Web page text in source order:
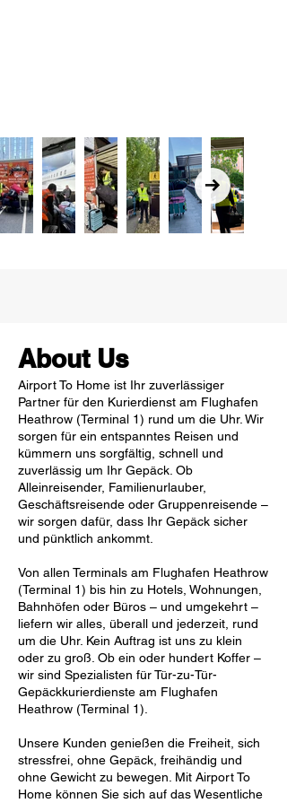
About Us
Airport To Home ist Ihr zuverlässiger
Partner für den Kurierdienst am Flughafen
Heathrow (Terminal 1) rund um die Uhr. Wir
sorgen für ein entspanntes Reisen und
kümmern uns sorgfältig, schnell und
zuverlässig um Ihr Gepäck. Ob
Alleinreisender, Familienurlauber,
Geschäftsreisende oder Gruppenreisende –
wir sorgen dafür, dass Ihr Gepäck sicher
und pünktlich ankommt.
Von allen Terminals am Flughafen Heathrow
(Terminal 1) bis hin zu Hotels, Wohnungen,
Bahnhöfen oder Büros – und umgekehrt –
liefern wir alles, überall und jederzeit, rund
um die Uhr. Kein Auftrag ist uns zu klein
oder zu groß. Ob ein oder hundert Koffer –
wir sind Spezialisten für Tür-zu-Tür-
Gepäckkurierdienste am Flughafen
Heathrow (Terminal 1).
Unsere Kunden genießen die Freiheit, sich
stressfrei, ohne Gepäck, freihändig und
ohne Gewicht zu bewegen. Mit Airport To
Home können Sie sich auf das Wesentliche